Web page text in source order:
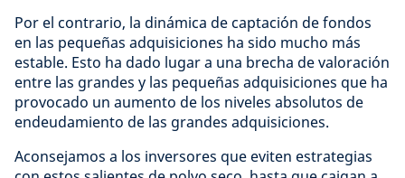
Por el contrario, la dinámica de captación de fondos
en las pequeñas adquisiciones ha sido mucho más
estable. Esto ha dado lugar a una brecha de valoración
entre las grandes y las pequeñas adquisiciones que ha
provocado un aumento de los niveles absolutos de
endeudamiento de las grandes adquisiciones.
Aconsejamos a los inversores que eviten estrategias